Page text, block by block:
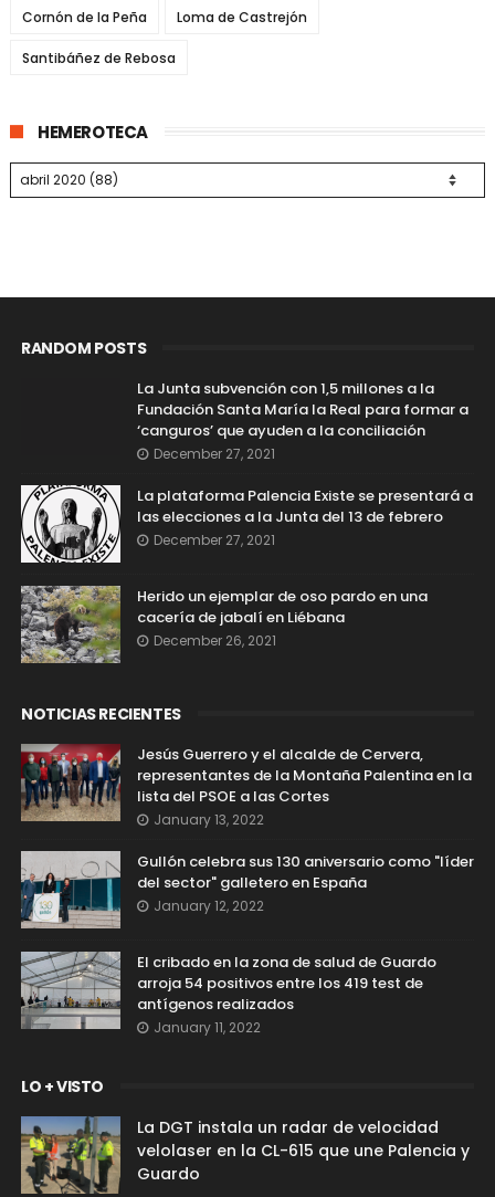
Cornón de la Peña Loma de Castrejón
Santibáñez de Rebosa
HEMEROTECA
RANDOM POSTS
La Junta subvención con 1,5 millones a la
Fundación Santa María la Real para formar a
‘canguros’ que ayuden a la conciliación
December 27, 2021
La plataforma Palencia Existe se presentará a
las elecciones a la Junta del 13 de febrero
December 27, 2021
Herido un ejemplar de oso pardo en una
cacería de jabalí en Liébana
December 26, 2021
NOTICIAS RECIENTES
Jesús Guerrero y el alcalde de Cervera,
representantes de la Montaña Palentina en la
lista del PSOE a las Cortes
January 13, 2022
Gullón celebra sus 130 aniversario como "líder
del sector" galletero en España
January 12, 2022
El cribado en la zona de salud de Guardo
arroja 54 positivos entre los 419 test de
antígenos realizados
January 11, 2022
LO + VISTO
La DGT instala un radar de velocidad
velolaser en la CL-615 que une Palencia y
Guardo